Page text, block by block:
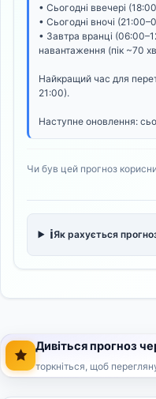
• Сьогодні ввечері
• Сьогодні вночі
• Завтра вранці
навантаження (пік ~70
Найкращий час для
21:00).
Наступне оновлення:
Чи був цей прогноз
ℹ️Як рахується
Дивіться прогноз
торкніться, щоб